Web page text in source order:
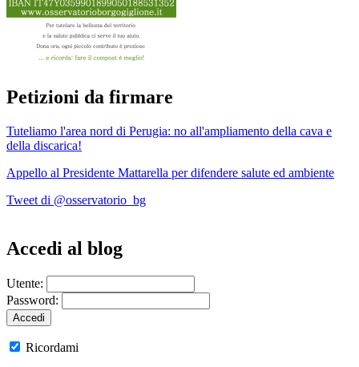
Petizioni da firmare
Tuteliamo l'area nord di Perugia: no all'ampliamento della cava e
della discarica!
Appello al Presidente Mattarella per difendere salute ed ambiente
Tweet di @osservatorio_bg
Accedi al blog
Utente:
Password:
Ricordami